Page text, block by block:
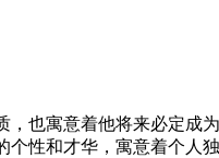
也寓意着他将来必定成
个性和才华，寓意着个人